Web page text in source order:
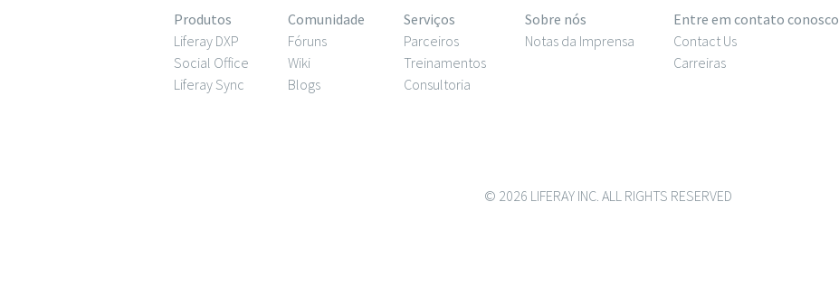
Produtos
Liferay DXP
Social Office
Liferay Sync
Comunidade
Fóruns
Wiki
Blogs
Serviços
Parceiros
Treinamentos
Consultoria
Sobre nós
Notas da Imprensa
Entre em contato conosco
Contact Us
Carreiras
© 2026 LIFERAY INC. ALL RIGHTS RESERVED